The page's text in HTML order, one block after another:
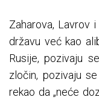
Zaharova, Lavrov
državu već kao
Rusije, pozivaju
zločin, pozivaju
rekao da „neće